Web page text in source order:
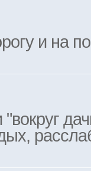
и на